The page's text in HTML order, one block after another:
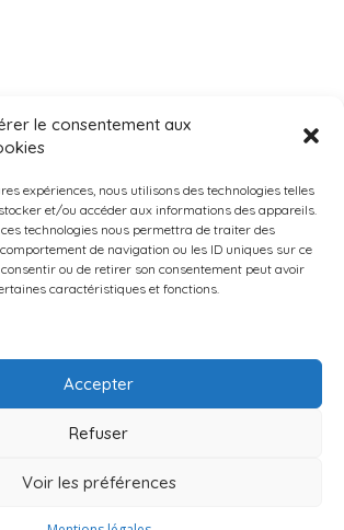
le consentement aux
expériences, nous utilisons des technologies telles
et/ou accéder aux informations des appareils.
technologies nous permettra de traiter des
de navigation ou les ID uniques sur ce
ou de retirer son consentement peut avoir
caractéristiques et fonctions.
Accepter
Refuser
Voir les préférences
Qui Sommes-Nous ?
Mentions légales
Curio Endroits & Histoires